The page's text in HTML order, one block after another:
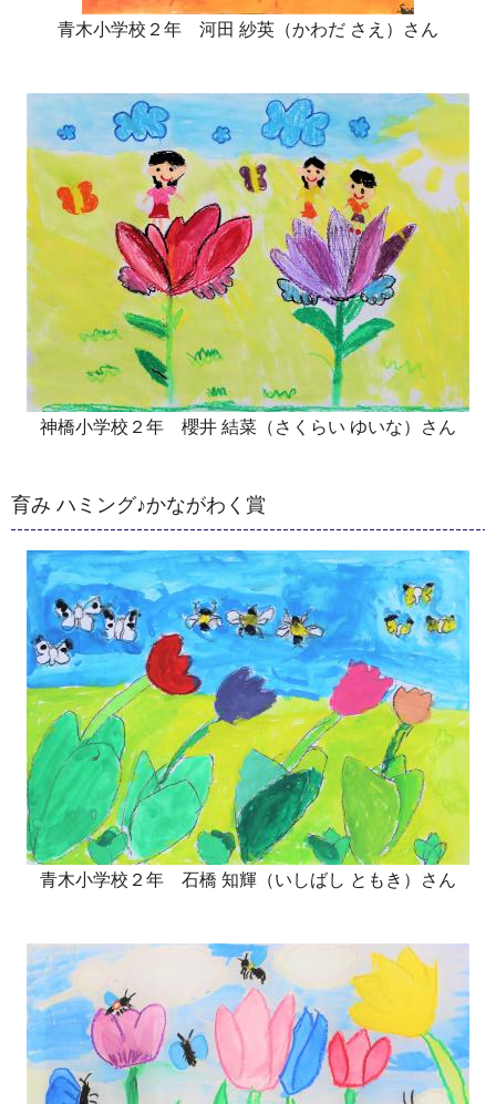
青木小学校２年 河田 紗英（かわだ さえ）さん
神橋小学校２年 櫻井 結菜（さくらい ゆいな）さん
育み ハミング♪かながわく賞
青木小学校２年 石橋 知輝（いしばし ともき）さん